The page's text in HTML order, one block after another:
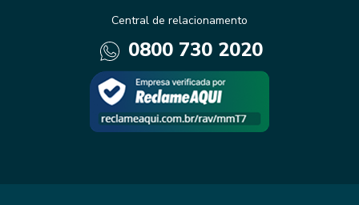
Central de relacionamento
0800 730 2020